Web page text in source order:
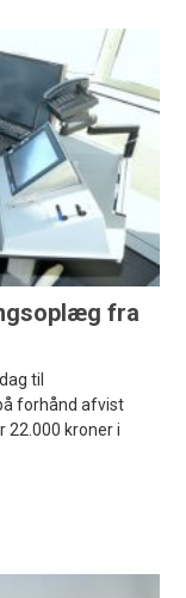
fra
til
forhånd afvist
22.000 kroner i